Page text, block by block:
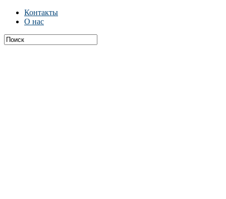
Контакты
О нас